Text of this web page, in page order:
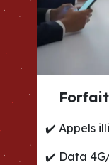
✔️Appels
✔️ Data